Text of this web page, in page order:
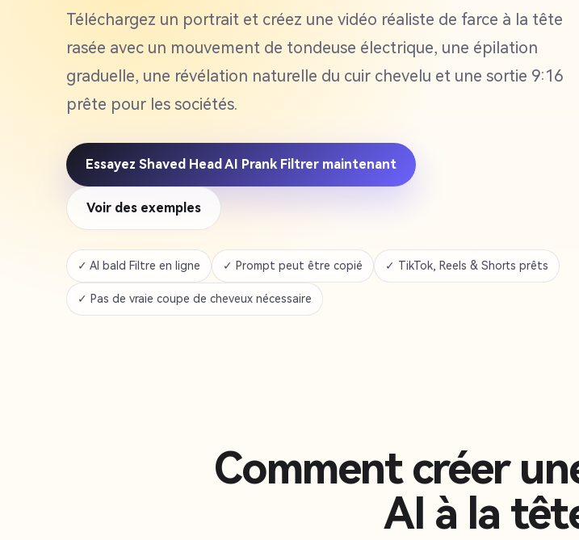
Téléchargez un portrait et créez une vidéo réaliste de farce à la tête
rasée avec un mouvement de tondeuse électrique, une épilation
graduelle, une révélation naturelle du cuir chevelu et une sortie 9:16
prête pour les sociétés.
Essayez Shaved Head AI Prank Filtrer maintenant
Voir des exemples
✓ AI bald Filtre en ligne ✓ Prompt peut être copié ✓ TikTok, Reels & Shorts prêts
✓ Pas de vraie coupe de cheveux nécessaire
Comment créer
AI à la